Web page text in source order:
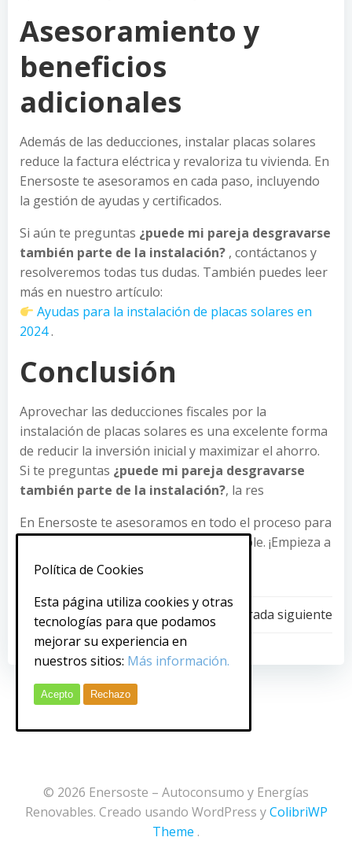
Asesoramiento y
beneficios
adicionales
Además de las deducciones, instalar placas solares
reduce la factura eléctrica y revaloriza tu vivienda. En
Enersoste te asesoramos en cada paso, incluyendo
la gestión de ayudas y certificados.
Si aún te preguntas ¿puede mi pareja desgravarse
también parte de la instalación? , contáctanos y
resolveremos todas tus dudas. También puedes leer
más en nuestro artículo:
Ayudas para la instalación de placas solares en
2024.
Conclusión
Aprovechar las deducciones fiscales por la
instalación de placas solares es una excelente forma
de reducir la inversión inicial y maximizar el ahorro.
Si te preguntas ¿puede mi pareja desgravarse
también parte de la instalación?, la res
En Enersoste te asesoramos en todo el proceso para
que no pierdas ninguna ayuda disponible. ¡Empieza a
ahorrar con energía solar hoy mismo!
Navegación
de
entradas
Entrada anterior
Navegación
de
Entrada siguiente
© 2026 Enersoste – Autoconsumo y Energías
Renovables. Creado usando WordPress yColibriWP
Theme .
Política de Cookies
Esta página utiliza cookies y otras
tecnologías para que podamos
mejorar su experiencia en
nuestros sitios: Más información.
Acepto Rechazo